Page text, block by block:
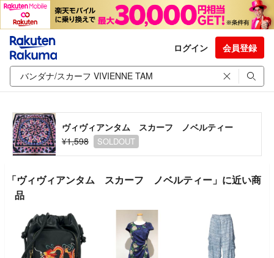
ログイン 会員登録
ヴィヴィアンタム スカーフ ノベルティー
¥1,598
SOLDOUT
「ヴィヴィアンタム スカーフ ノベルティー」に近い商
品